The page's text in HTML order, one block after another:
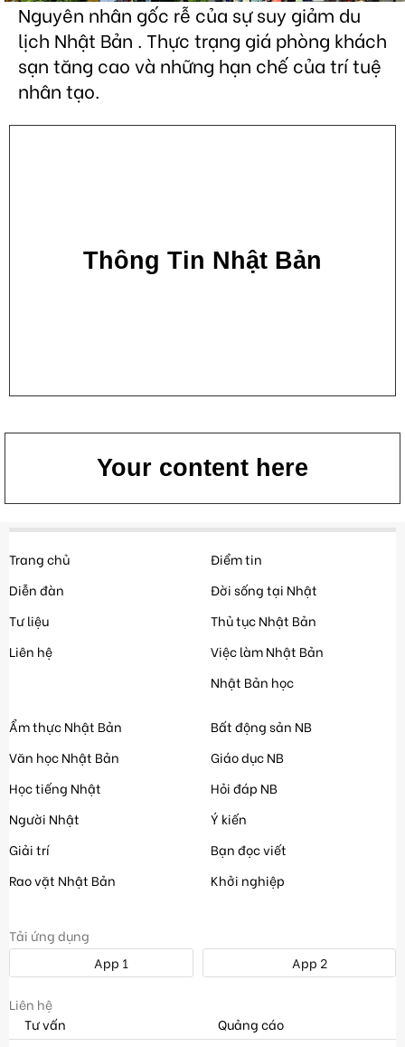
Nguyên nhân gốc rễ của sự suy giảm du
lịch Nhật Bản . Thực trạng giá phòng khách
sạn tăng cao và những hạn chế của trí tuệ
nhân tạo.
Thông Tin Nhật Bản
Your content here
Trang chủ
Diễn đàn
Tư liệu
Liên hệ
Điểm tin
Đời sống tại Nhật
Thủ tục Nhật Bản
Việc làm Nhật Bản
Nhật Bản học
Ẩm thực Nhật Bản
Văn học Nhật Bản
Học tiếng Nhật
Người Nhật
Giải trí
Rao vặt Nhật Bản
Bất động sản NB
Giáo dục NB
Hỏi đáp NB
Ý kiến
Bạn đọc viết
Khởi nghiệp
Tải ứng dụng
App 1
App 2
Liên hệ
Tư vấn
Quảng cáo